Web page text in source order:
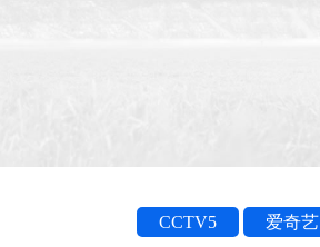
CCTV5 爱奇艺